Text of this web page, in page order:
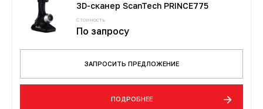
3D-сканер ScanTech PRINCE775
Стоимость
По запросу
ЗАПРОСИТЬ ПРЕДЛОЖЕНИЕ
ПОДРОБНЕЕ